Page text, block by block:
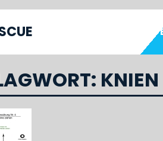
KNIEN